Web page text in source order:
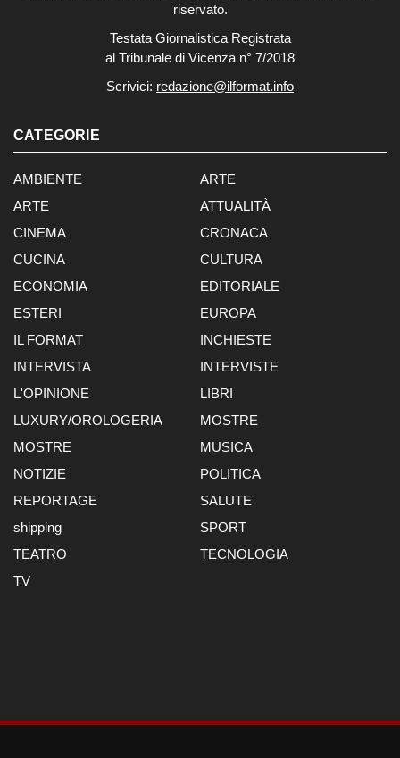
riservato.
Testata Giornalistica Registrata
al Tribunale di Vicenza n° 7/2018
Scrivici: redazione@ilformat.info
CATEGORIE
AMBIENTE
ARTE
ARTE
ATTUALITÀ
CINEMA
CRONACA
CUCINA
CULTURA
ECONOMIA
EDITORIALE
ESTERI
EUROPA
IL FORMAT
INCHIESTE
INTERVISTA
INTERVISTE
L'OPINIONE
LIBRI
LUXURY/OROLOGERIA
MOSTRE
MOSTRE
MUSICA
NOTIZIE
POLITICA
REPORTAGE
SALUTE
shipping
SPORT
TEATRO
TECNOLOGIA
TV